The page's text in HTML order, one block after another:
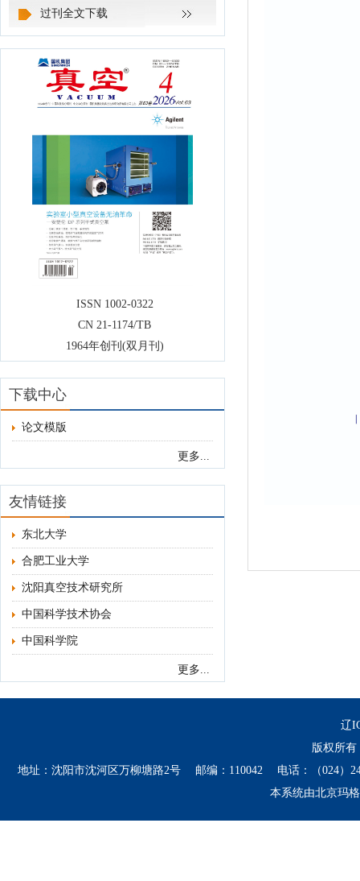
过刊全文下载
ISSN 1002-0322
CN 21-1174/TB
1964年创刊(双月刊)
下载中心
论文模版
更多...
友情链接
东北大学
合肥工业大学
沈阳真空技术研究所
中国科学技术协会
中国科学院
更多...
辽
版权所
地址：沈阳市沈河区万柳塘路2号 邮编：110042 电话：（024）
本系统由北京玛